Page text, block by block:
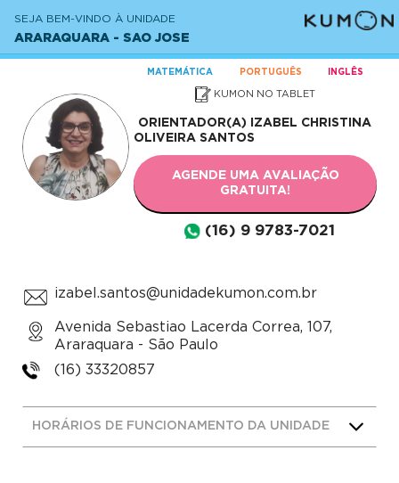
SEJA BEM-VINDO À UNIDADE
ARARAQUARA - SAO JOSE
MATEMÁTICA PORTUGUÊS INGLÊS
KUMON NO TABLET
ORIENTADOR(A)
IZABEL CHRISTINA
OLIVEIRA SANTOS
AGENDE UMA AVALIAÇÃO
GRATUITA!
(16) 9 9783-7021
izabel.santos@unidadekumon.com.br
Avenida Sebastiao Lacerda Correa, 107,
Araraquara - São Paulo
(16) 33320857
HORÁRIOS DE FUNCIONAMENTO DA UNIDADE